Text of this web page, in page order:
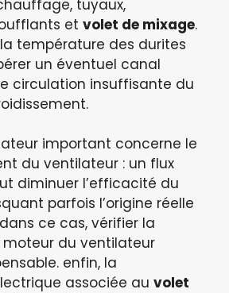
tuyaux,
et volet de mixage.
température des durites
un éventuel canal
circulation insuffisante du
important concerne le
du ventilateur : un flux
diminuer l’efficacité du
parfois l’origine réelle
ce cas, vérifier la
du ventilateur
enfin, la
associée au volet